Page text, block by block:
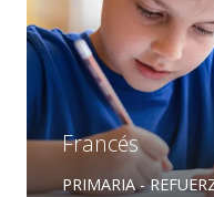
Francés
PRIMARIA -